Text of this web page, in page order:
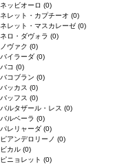
ネッビオーロ (0)
ネレット・カプチーオ (0)
ネレット・マスカレーゼ (0)
ネロ・ダヴォラ (0)
ノヴァク (0)
バイラーダ (0)
バコ (0)
バコブラン (0)
バッカス (0)
バッフス (0)
バルタザール・レス (0)
バルベーラ (0)
パレリャーダ (0)
ピアンデロリーノ (0)
ビカル (0)
ピニョレット (0)